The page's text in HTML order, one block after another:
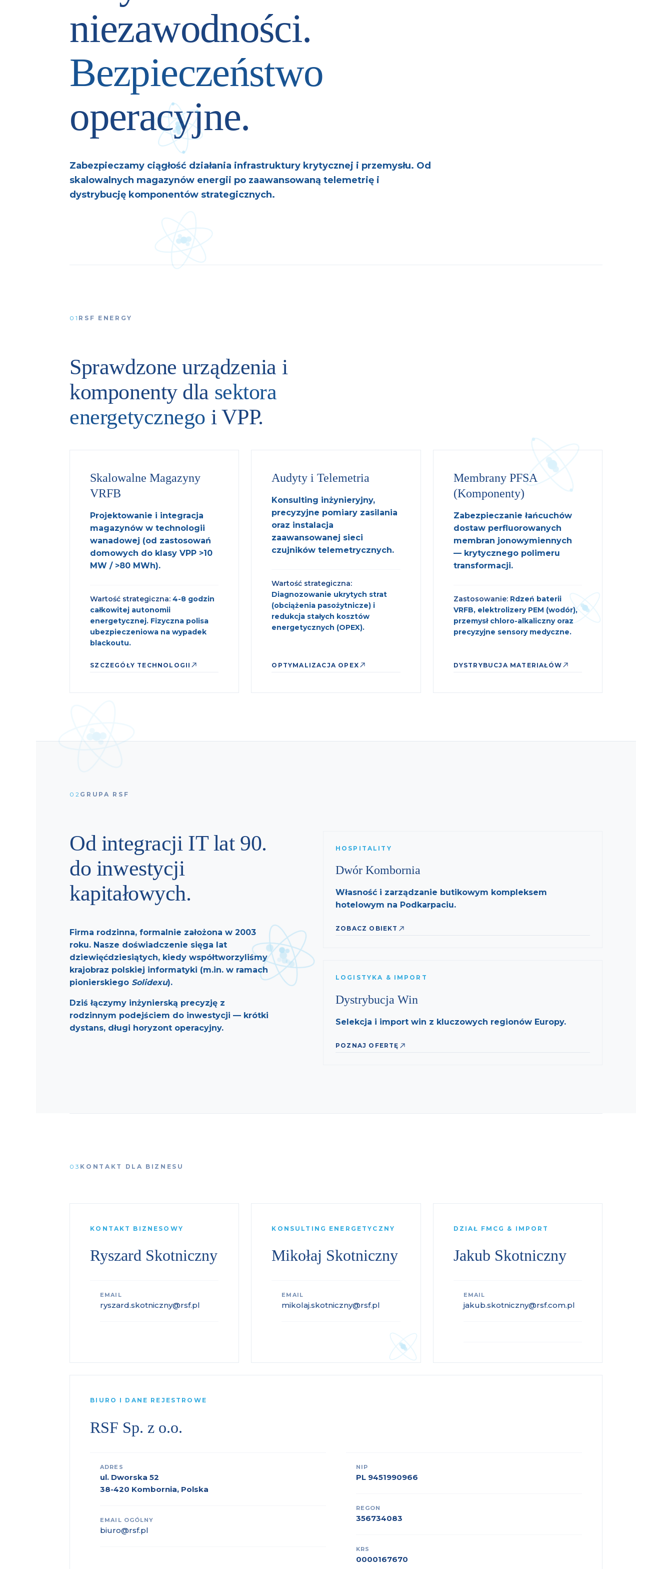
niezawodności.
Bezpieczeństwo
operacyjne.
Zabezpieczamy ciągłość działania infrastruktury krytycznej i przemysłu. Od
skalowalnych magazynów energii po zaawansowaną telemetrię i
dystrybucję komponentów strategicznych.
01 RSF ENERGY
Sprawdzone urządzenia i
komponenty dla sektora
energetycznego i VPP.
Skalowalne Magazyny
VRFB
Projektowanie i integracja
magazynów w technologii
wanadowej (od zastosowań
domowych do klasy VPP >10
MW / >80 MWh).
Wartość strategiczna: 4-8 godzin
całkowitej autonomii
energetycznej. Fizyczna polisa
ubezpieczeniowa na wypadek
blackoutu.
SZCZEGÓŁY TECHNOLOGII
Audyty i Telemetria
Konsulting inżynieryjny,
precyzyjne pomiary zasilania
oraz instalacja
zaawansowanej sieci
czujników telemetrycznych.
Wartość strategiczna:
Diagnozowanie ukrytych strat
(obciążenia pasożytnicze) i
redukcja stałych kosztów
energetycznych (OPEX).
OPTYMALIZACJA OPEX
Membrany PFSA
(Komponenty)
Zabezpieczanie łańcuchów
dostaw perfluorowanych
membran jonowymiennych
— krytycznego polimeru
transformacji.
Zastosowanie:Rdzeń baterii
VRFB, elektrolizery PEM (wodór),
przemysł chloro-alkaliczny oraz
precyzyjne sensory medyczne.
DYSTRYBUCJA MATERIAŁÓW
02 GRUPA RSF
Od integracji IT lat 90.
do inwestycji
kapitałowych.
Firma rodzinna, formalnie założona w2003
roku. Nasze doświadczenie sięga lat
dziewięćdziesiątych, kiedy współtworzyliśmy
krajobraz polskiej informatyki (m.in. w ramach
pionierskiego Solidexu).
Dziś łączymy inżynierską precyzję z
rodzinnym podejściem do inwestycji — krótki
dystans, długi horyzont operacyjny.
HOSPITALITY
Dwór Kombornia
Własność i zarządzanie butikowym kompleksem
hotelowym na Podkarpaciu.
ZOBACZ OBIEKT
LOGISTYKA & IMPORT
Dystrybucja Win
Selekcja i import win z kluczowych regionów Europy.
POZNAJ OFERTĘ
03 KONTAKT DLA BIZNESU
KONTAKT BIZNESOWY
Ryszard Skotniczny
EMAIL
ryszard.skotniczny@rsf.pl
KONSULTING ENERGETYCZNY
Mikołaj Skotniczny
EMAIL
mikolaj.skotniczny@rsf.pl
DZIAŁ FMCG & IMPORT
Jakub Skotniczny
EMAIL
jakub.skotniczny@rsf.com.pl
BIURO I DANE REJESTROWE
RSF Sp. z o.o.
ADRES
ul. Dworska 52
38-420 Kombornia, Polska
EMAIL OGÓLNY
biuro@rsf.pl
NIP
PL 9451990966
REGON
356734083
KRS
0000167670